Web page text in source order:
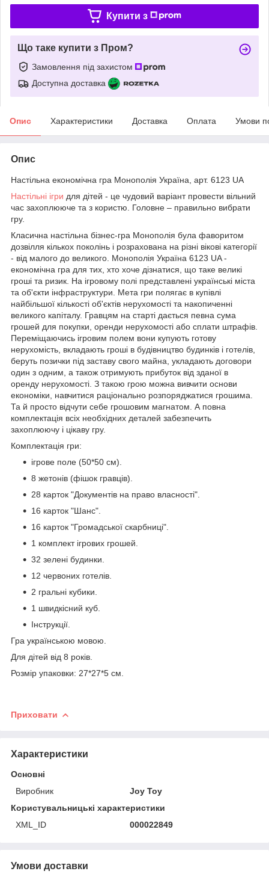
Купити з
Що таке купити з Пром?
Замовлення під захистом
Доступна доставка
Опис Характеристики Доставка Оплата Умови
Опис
Настільна економічна гра Монополія Україна, арт. 6123 UA
Настільні ігри для дітей - це чудовий варіант провести вільний
час захоплююче та з користю. Головне – правильно вибрати
гру.
Класична настільна бізнес-гра Монополія була фаворитом
дозвілля кількох поколінь і розрахована на різні вікові категорії
- від малого до великого. Монополія Україна 6123 UA -
економічна гра для тих, хто хоче дізнатися, що таке великі
гроші та ризик. На ігровому полі представлені українські міста
та об'єкти інфраструктури. Мета гри полягає в купівлі
найбільшої кількості об'єктів нерухомості та накопиченні
великого капіталу. Гравцям на старті дається певна сума
грошей для покупки, оренди нерухомості або сплати штрафів.
Переміщаючись ігровим полем вони купують готову
нерухомість, вкладають гроші в будівництво будинків і готелів,
беруть позички під заставу свого майна, укладають договори
один з одним, а також отримують прибуток від зданої в
оренду нерухомості. З такою грою можна вивчити основи
економіки, навчитися раціонально розпоряджатися грошима.
Та й просто відчути себе грошовим магнатом. А повна
комплектація всіх необхідних деталей забезпечить
захоплюючу і цікаву гру.
Комплектація гри:
ігрове поле (50*50 см).
8 жетонів (фішок гравців).
28 карток "Документів на право власності".
16 карток "Шанс".
16 карток "Громадської скарбниці".
1 комплект ігрових грошей.
32 зелені будинки.
12 червоних готелів.
2 гральні кубики.
1 швидкісний куб.
Інструкції.
Гра українською мовою.
Для дітей від 8 років.
Розмір упаковки: 27*27*5 см.
Приховати
Характеристики
Основні
Виробник
Joy Toy
Користувальницькі характеристики
XML_ID
000022849
Умови доставки